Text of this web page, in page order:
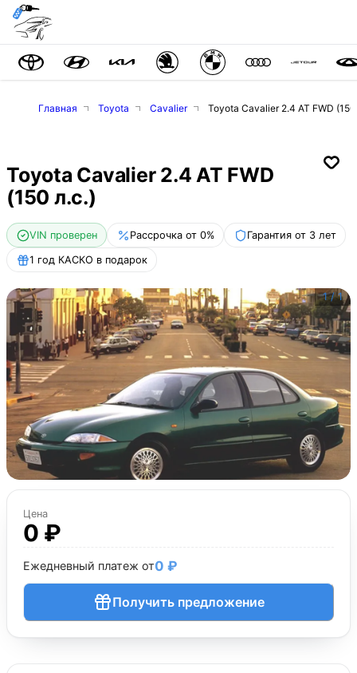
Главная Toyota Cavalier Toyota Cavalier 2.4 AT FWD
Toyota Cavalier 2.4 AT FWD
(150 л.с.)
VIN проверен Рассрочка от 0% Гарантия от 3 лет
1 год КАСКО в подарок
1 /1
Цена
0 ₽
Ежедневный платеж от0 ₽
Получить предложение